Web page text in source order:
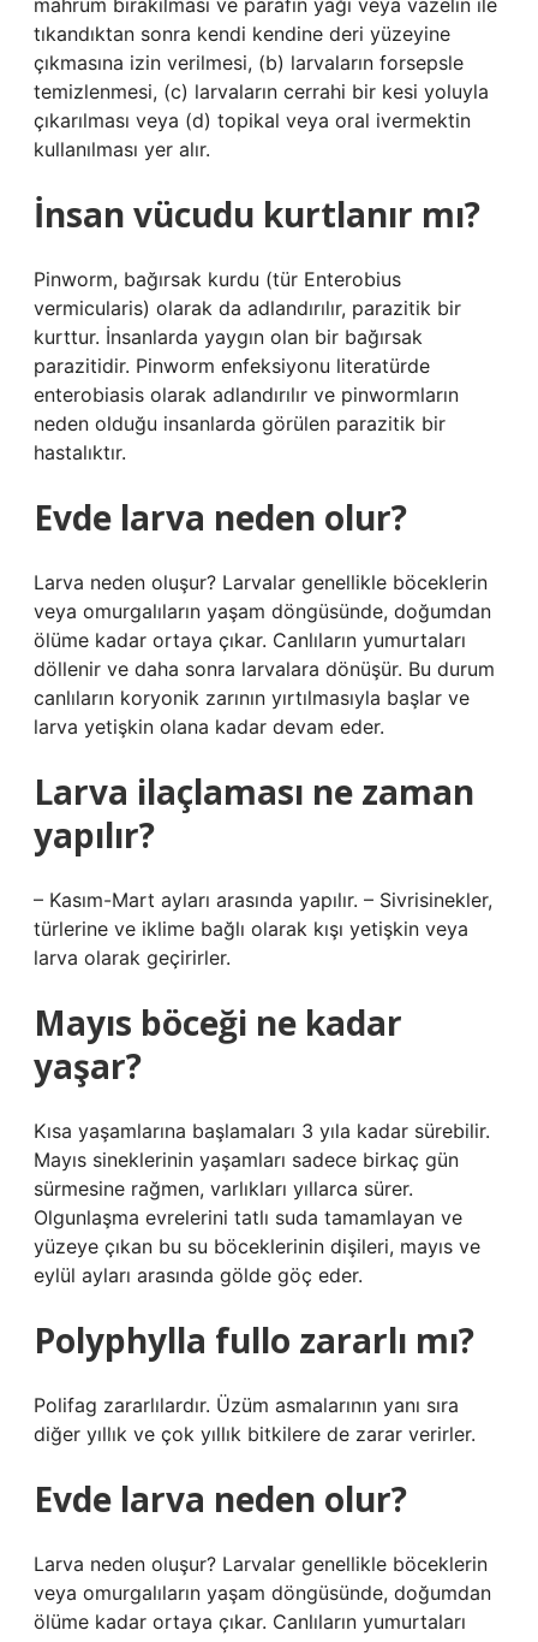
mahrum bırakılması ve parafin yağı veya vazelin ile
tıkandıktan sonra kendi kendine deri yüzeyine
çıkmasına izin verilmesi, (b) larvaların forsepsle
temizlenmesi, (c) larvaların cerrahi bir kesi yoluyla
çıkarılması veya (d) topikal veya oral ivermektin
kullanılması yer alır.
İnsan vücudu kurtlanır mı?
Pinworm, bağırsak kurdu (tür Enterobius
vermicularis) olarak da adlandırılır, parazitik bir
kurttur. İnsanlarda yaygın olan bir bağırsak
parazitidir. Pinworm enfeksiyonu literatürde
enterobiasis olarak adlandırılır ve pinwormların
neden olduğu insanlarda görülen parazitik bir
hastalıktır.
Evde larva neden olur?
Larva neden oluşur? Larvalar genellikle böceklerin
veya omurgalıların yaşam döngüsünde, doğumdan
ölüme kadar ortaya çıkar. Canlıların yumurtaları
döllenir ve daha sonra larvalara dönüşür. Bu durum
canlıların koryonik zarının yırtılmasıyla başlar ve
larva yetişkin olana kadar devam eder.
Larva ilaçlaması ne zaman
yapılır?
– Kasım-Mart ayları arasında yapılır. – Sivrisinekler,
türlerine ve iklime bağlı olarak kışı yetişkin veya
larva olarak geçirirler.
Mayıs böceği ne kadar
yaşar?
Kısa yaşamlarına başlamaları 3 yıla kadar sürebilir.
Mayıs sineklerinin yaşamları sadece birkaç gün
sürmesine rağmen, varlıkları yıllarca sürer.
Olgunlaşma evrelerini tatlı suda tamamlayan ve
yüzeye çıkan bu su böceklerinin dişileri, mayıs ve
eylül ayları arasında gölde göç eder.
Polyphylla fullo zararlı mı?
Polifag zararlılardır. Üzüm asmalarının yanı sıra
diğer yıllık ve çok yıllık bitkilere de zarar verirler.
Evde larva neden olur?
Larva neden oluşur? Larvalar genellikle böceklerin
veya omurgalıların yaşam döngüsünde, doğumdan
ölüme kadar ortaya çıkar. Canlıların yumurtaları